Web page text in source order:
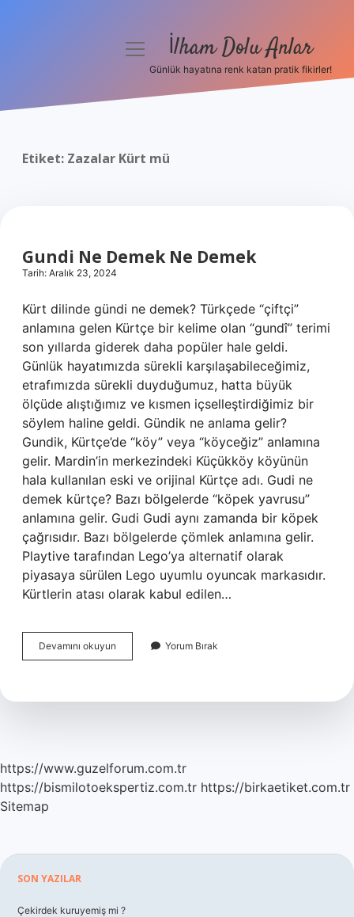
menüyü İlham Dolu Anlar
Günlük hayatına renk katan pratik fikirler!
Etiket: Zazalar Kürt mü
Gundi Ne Demek Ne Demek
Tarih: Aralık 23, 2024
Kürt dilinde gündi ne demek? Türkçede “çiftçi”
anlamına gelen Kürtçe bir kelime olan “gundî” terimi
son yıllarda giderek daha popüler hale geldi.
Günlük hayatımızda sürekli karşılaşabileceğimiz,
etrafımızda sürekli duyduğumuz, hatta büyük
ölçüde alıştığımız ve kısmen içselleştirdiğimiz bir
söylem haline geldi. Gündik ne anlama gelir?
Gundik, Kürtçe’de “köy” veya “köyceğiz” anlamına
gelir. Mardin’in merkezindeki Küçükköy köyünün
hala kullanılan eski ve orijinal Kürtçe adı. Gudi ne
demek kürtçe? Bazı bölgelerde “köpek yavrusu”
anlamına gelir. Gudi Gudi aynı zamanda bir köpek
çağrısıdır. Bazı bölgelerde çömlek anlamına gelir.
Playtive tarafından Lego’ya alternatif olarak
piyasaya sürülen Lego uyumlu oyuncak markasıdır.
Kürtlerin atası olarak kabul edilen…
Devamını okuyun
Ne
Demek
Yorum Bırak
https://www.guzelforum.com.tr
https://bismilotoekspertiz.com.tr https://birkaetiket.com.tr
Sitemap
Sidebar
SON YAZILAR
Çekirdek kuruyemiş mi ?